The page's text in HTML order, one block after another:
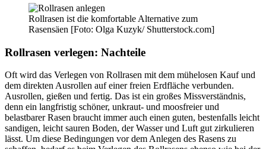
Rollrasen ist die komfortable Alternative zum
Rasensäen [Foto: Olga Kuzyk/ Shutterstock.com]
Rollrasen verlegen: Nachteile
Oft wird das Verlegen von Rollrasen mit dem mühelosen Kauf und
dem direkten Ausrollen auf einer freien Erdfläche verbunden.
Ausrollen, gießen und fertig. Das ist ein großes Missverständnis,
denn ein langfristig schöner, unkraut- und moosfreier und
belastbarer Rasen braucht immer auch einen guten, bestenfalls leicht
sandigen, leicht sauren Boden, der Wasser und Luft gut zirkulieren
lässt. Um diese Bedingungen vor dem Anlegen des Rasens zu